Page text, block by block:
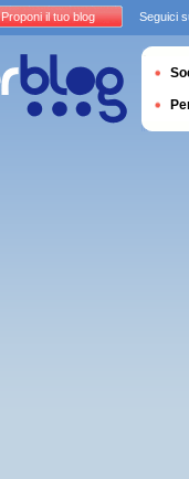
Proponi il tuo blog Seguici